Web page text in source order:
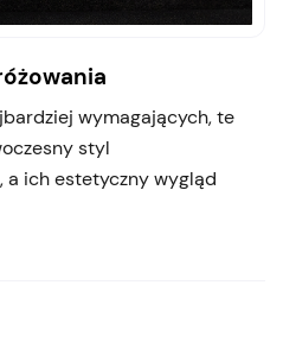
wymagających, te
styl
a ich estetyczny wygląd